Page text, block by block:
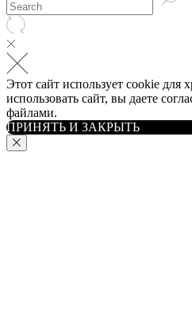
Этот сайт использует cookie
использовать сайт, вы даете
файлами.
ПРИНЯТЬ И ЗАКРЫТЬ